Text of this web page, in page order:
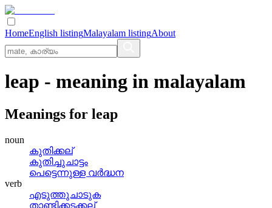
HomeEnglish listingMalayalam listingAbout
leap - meaning in malayalam
Meanings for leap
noun
കുതിക്കല്
കുതിച്ചുചാട്ടം
പെട്ടെന്നുള്ള വര്‍ദ്ധന
verb
എടുത്തുചാടുക
താണ്ടിക്കടക്കല്